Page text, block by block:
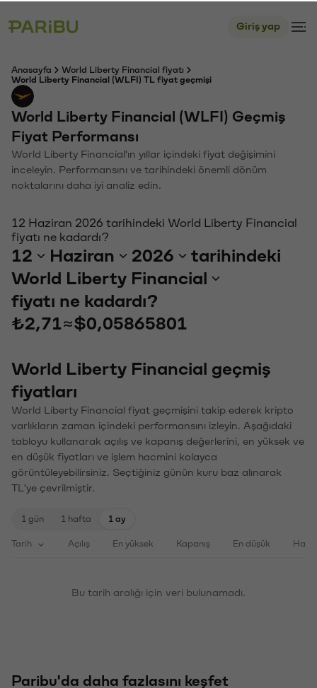
Giriş yap
Anasayfa
World Liberty Financial fiyatı
World Liberty Financial (WLFI) TL fiyat geçmişi
World Liberty Financial (WLFI) Geçmiş
Fiyat Performansı
World Liberty Financial'ın yıllar içindeki fiyat değişimini
inceleyin. Performansını ve tarihindeki önemli dönüm
noktalarını daha iyi analiz edin.
12 Haziran 2026 tarihindeki World Liberty Financial
fiyatı ne kadardı?
12 Haziran 2026
tarihindeki
World Liberty Financial
fiyatı ne kadardı?
₺2,71 ≈$0,05865801
World Liberty Financial geçmiş
fiyatları
World Liberty Financial fiyat geçmişini takip ederek kripto
varlıkların zaman içindeki performansını izleyin. Aşağıdaki
tabloyu kullanarak açılış ve kapanış değerlerini, en yüksek ve
en düşük fiyatları ve işlem hacmini kolayca
görüntüleyebilirsiniz. Seçtiğiniz günün kuru baz alınarak
TL'ye çevrilmiştir.
1 gün 1 hafta 1 ay
Tarih Açılış En yüksek Kapanış En düşük
Bu tarih aralığı için veri bulunamadı.
Paribu'da daha fazlasını keşfet